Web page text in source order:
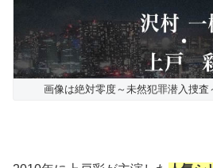
画像は絶対零度～未然犯罪潜入捜査